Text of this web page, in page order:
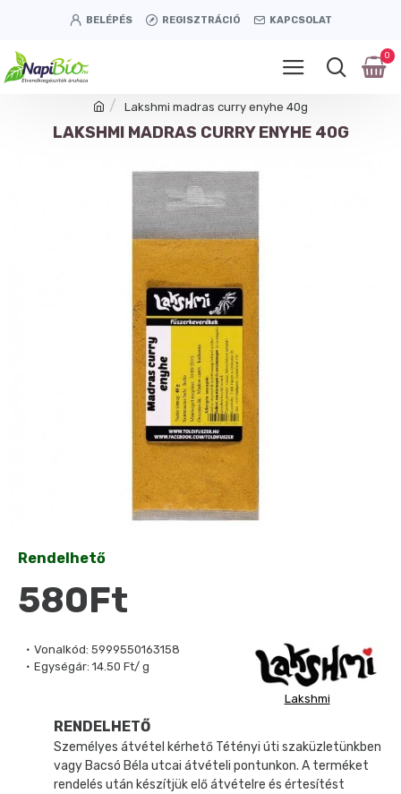
BELÉPÉS REGISZTRÁCIÓ KAPCSOLAT
0
Lakshmi madras curry enyhe 40g
LAKSHMI MADRAS CURRY ENYHE 40G
Vonalkód: 5999550163158
Egységár: 14.50 Ft/ g
Lakshmi
Rendelhető
580Ft
RENDELHETŐ
Személyes átvétel kérhető Tétényi úti szaküzletünkben
vagy Bacsó Béla utcai átvételi pontunkon. A terméket
rendelés után készítjük elő átvételre és értesítést